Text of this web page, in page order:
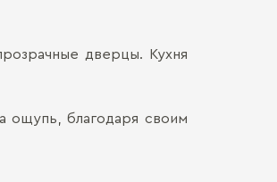
дверцы. Кухня
ощупь, благодаря своим